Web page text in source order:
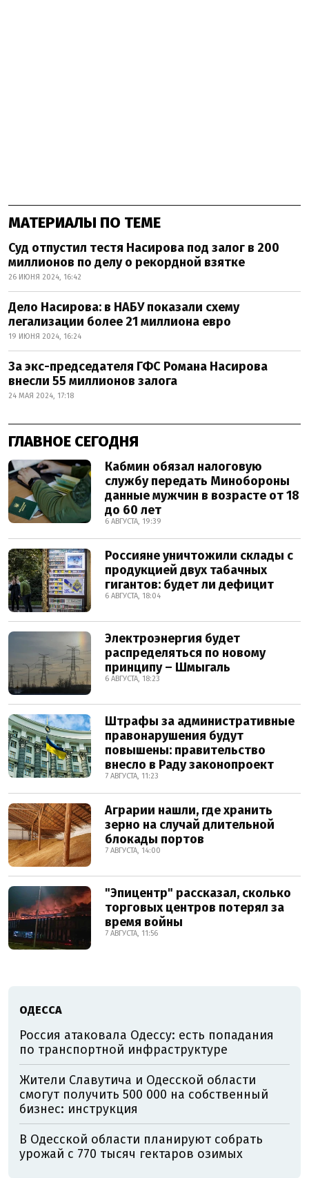
МАТЕРИАЛЫ ПО ТЕМЕ
Суд отпустил тестя Насирова под залог в 200
миллионов по делу о рекордной взятке
26 ИЮНЯ 2024, 16:42
Дело Насирова: в НАБУ показали схему
легализации более 21 миллиона евро
19 ИЮНЯ 2024, 16:24
За экс-председателя ГФС Романа Насирова
внесли 55 миллионов залога
24 МАЯ 2024, 17:18
ГЛАВНОЕ СЕГОДНЯ
Кабмин обязал налоговую
службу передать Минобороны
данные мужчин в возрасте от 18
до 60 лет
6 АВГУСТА, 19:39
Россияне уничтожили склады с
продукцией двух табачных
гигантов: будет ли дефицит
6 АВГУСТА, 18:04
Электроэнергия будет
распределяться по новому
принципу – Шмыгаль
6 АВГУСТА, 18:23
Штрафы за административные
правонарушения будут
повышены: правительство
внесло в Раду законопроект
7 АВГУСТА, 11:23
Аграрии нашли, где хранить
зерно на случай длительной
блокады портов
7 АВГУСТА, 14:00
"Эпицентр" рассказал, сколько
торговых центров потерял за
время войны
7 АВГУСТА, 11:56
ОДЕССА
Россия атаковала Одессу: есть попадания
по транспортной инфраструктуре
Жители Славутича и Одесской области
смогут получить 500 000 на собственный
бизнес: инструкция
В Одесской области планируют собрать
урожай с 770 тысяч гектаров озимых